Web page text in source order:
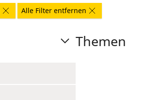
Alle Filter entfernen
Themen